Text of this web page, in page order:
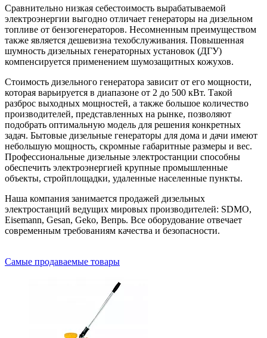
Сравнительно низкая себестоимость вырабатываемой
электроэнергии выгодно отличает генераторы на дизельном
топливе от бензогенераторов. Несомненным преимуществом
также является дешевизна техобслуживания. Повышенная
шумность дизельных генераторных установок (ДГУ)
компенсируется применением шумозащитных кожухов.
Стоимость дизельного генератора зависит от его мощности,
которая варьируется в диапазоне от 2 до 500 кВт. Такой
разброс выходных мощностей, а также большое количество
производителей, представленных на рынке, позволяют
подобрать оптимальную модель для решения конкретных
задач. Бытовые дизельные генераторы для дома и дачи имеют
небольшую мощность, скромные габаритные размеры и вес.
Профессиональные дизельные электростанции способны
обеспечить электроэнергией крупные промышленные
объекты, стройплощадки, удаленные населенные пункты.
Наша компания занимается продажей дизельных
электростанций ведущих мировых производителей: SDMO,
Eisemann, Gesan, Geko, Вепрь. Все оборудование отвечает
современным требованиям качества и безопасности.
Самые продаваемые товары